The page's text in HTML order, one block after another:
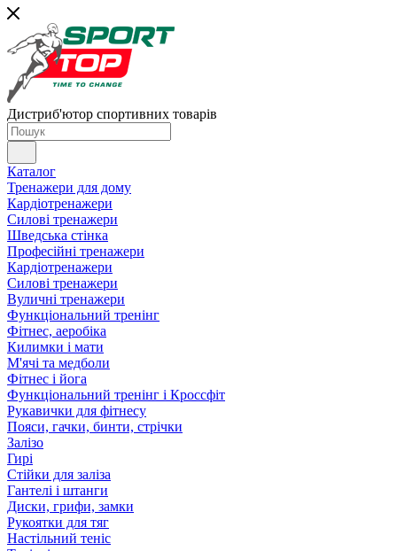
Дистриб'ютор спортивних товарів
Каталог
Тренажери для дому
Кардіотренажери
Силові тренажери
Шведська стінка
Професійні тренажери
Кардіотренажери
Силові тренажери
Вуличні тренажери
Функціональний тренінг
Фітнес, аеробіка
Килимки і мати
М'ячі та медболи
Фітнес і йога
Функціональний тренінг і Кроссфіт
Рукавички для фітнесу
Пояси, гачки, бинти, стрічки
Залізо
Гирі
Стійки для заліза
Гантелі і штанги
Диски, грифи, замки
Рукоятки для тяг
Настільний теніс